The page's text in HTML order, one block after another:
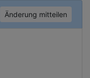
Änderung mitteilen